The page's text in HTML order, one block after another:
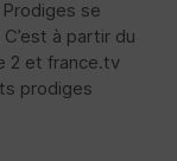
se
à partir du
2 et france.tv
prodiges